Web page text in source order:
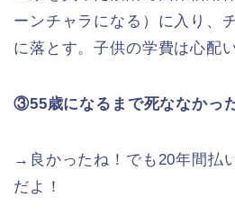
ーンチャラになる）に入り、
に落とす。子供の学費は心配
③55歳になるまで死ななかっ
→良かったね！でも20年間払
だよ！